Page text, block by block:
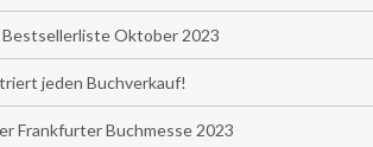
Oktober 2023
jeden Buchverkauf!
Frankfurter Buchmesse 2023